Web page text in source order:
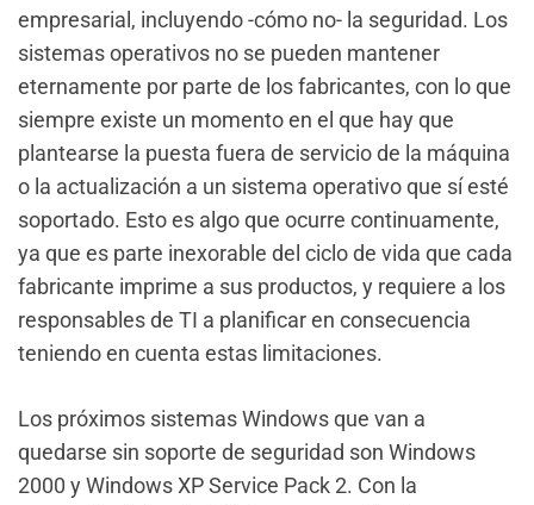
empresarial, incluyendo -cómo no- la seguridad. Los
sistemas operativos no se pueden mantener
eternamente por parte de los fabricantes, con lo que
siempre existe un momento en el que hay que
plantearse la puesta fuera de servicio de la máquina
o la actualización a un sistema operativo que sí esté
soportado. Esto es algo que ocurre continuamente,
ya que es parte inexorable del ciclo de vida que cada
fabricante imprime a sus productos, y requiere a los
responsables de TI a planificar en consecuencia
teniendo en cuenta estas limitaciones.
Los próximos sistemas Windows que van a
quedarse sin soporte de seguridad son Windows
2000 y Windows XP Service Pack 2. Con la